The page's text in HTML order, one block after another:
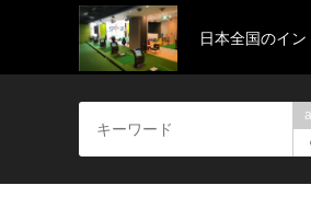
日本全国のイ